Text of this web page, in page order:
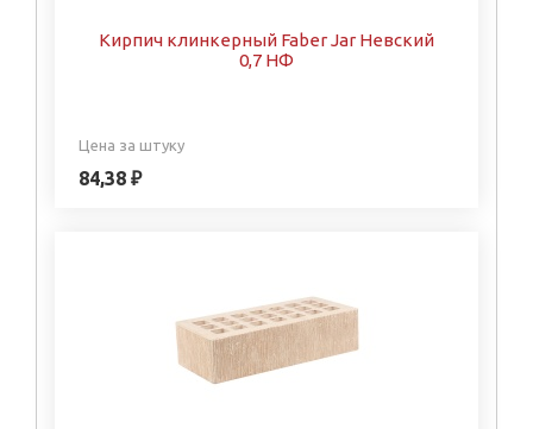
Кирпич клинкерный Faber Jar Невский
0,7 НФ
Цена за штуку
84,38 ₽